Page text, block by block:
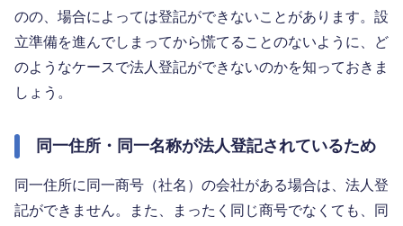
のの、場合によっては登記ができないことがあります。設
立準備を進んでしまってから慌てることのないように、ど
のようなケースで法人登記ができないのかを知っておきま
しょう。
同一住所・同一名称が法人登記されているため
同一住所に同一商号（社名）の会社がある場合は、法人登
記ができません。また、まったく同じ商号でなくても、同